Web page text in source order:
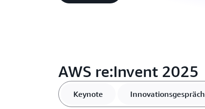
AWS re:Invent 2025
Keynote Innovationsgespräch